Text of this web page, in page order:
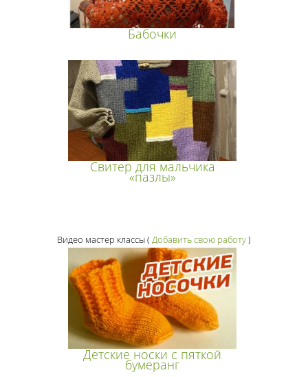
Бабочки
Свитер для мальчика
«пазлы»
Видео мастер классы( Добавить свою работу)
Детские носки с пяткой
бумеранг